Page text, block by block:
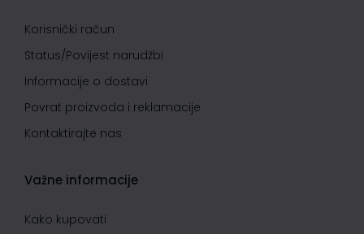
Korisnički račun
Status/Povijest narudžbi
Informacije o dostavi
Povrat proizvoda i reklamacije
Kontaktirajte nas
Važne informacije
Kako kupovati